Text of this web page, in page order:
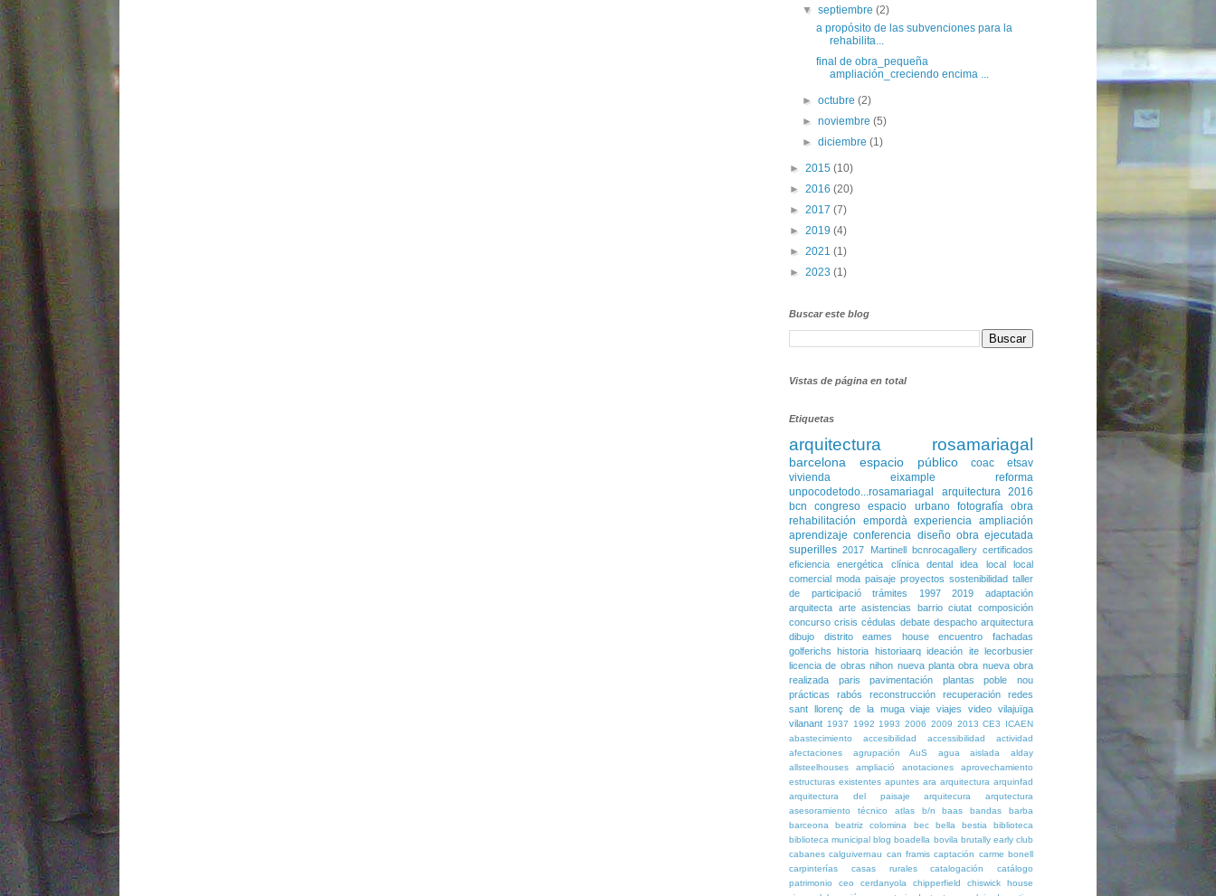
▼septiembre(2)
a propósito de las subvenciones para la
rehabilita...
final de obra_pequeña
ampliación_creciendo encima ...
►octubre(2)
►noviembre(5)
►diciembre(1)
► 2015 (10)
► 2016 (20)
► 2017 (7)
► 2019 (4)
► 2021 (1)
► 2023 (1)
Buscar este blog
Vistas de página en total
Etiquetas
arquitectura rosamariagal
barcelona espacio público coac
etsav
vivienda
eixample
reforma
unpocodetodo...rosamariagal arquitectura
2016
bcn
congreso espacio urbano fotografía
obra
rehabilitación
empordà experiencia
ampliación
aprendizaje conferencia diseño obra ejecutada
superilles 2017 Martinell bcnrocagallery certificados
eficiencia energética
clínica dental idea local
local
comercial moda paisaje proyectos sostenibilidad taller
de participació
trámites 1997 2019
adaptación
arquitecta arte asistencias barrio ciutat composición
concurso crisis cédulas debate despacho arquitectura
dibujo
distrito eames house encuentro
fachadas
golferichs
historia historiaarq ideación ite lecorbusier
licencia de obras nihon nueva planta obra nueva obra
realizada
paris pavimentación plantas
poble nou
prácticas
rabós reconstrucción recuperación
redes
sant llorenç de la muga viaje viajes video vilajuïga
vilanant 1937 1992 1993 2006 2009 2013 CE3
ICAEN
abastecimiento
accesibilidad accessibilidad
actividad
afectaciones
agrupación AuS agua aislada
alday
allsteelhouses
ampliació anotaciones
aprovechamiento
estructuras existentes apuntes ara arquitectura arquinfad
arquitectura del paisaje
arquitecura
arqutectura
asesoramiento técnico
atlas b/n baas bandas
barba
barceona
beatriz colomina bec bella bestia
biblioteca
biblioteca municipal blog boadella bovila brutally early club
cabanes calguivernau can framis captación carme bonell
carpinterías
casas rurales catalogación
catálogo
patrimonio
ceo cerdanyola chipperfield
chiswick house